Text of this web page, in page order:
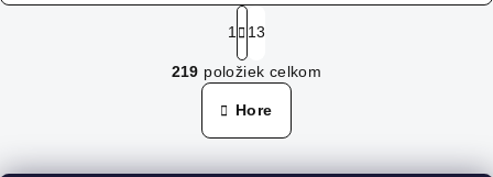
O
v
l
S
t
r
á
k
o
v
1 13
219 položiek celkom
Hore